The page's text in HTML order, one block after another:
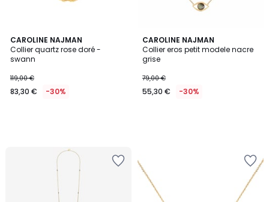
CAROLINE NAJMAN
Collier quartz rose doré -
swann
119,00 €
83,30 € -30%
CAROLINE NAJMAN
Collier eros petit modele nacre
grise
79,00 €
55,30 € -30%